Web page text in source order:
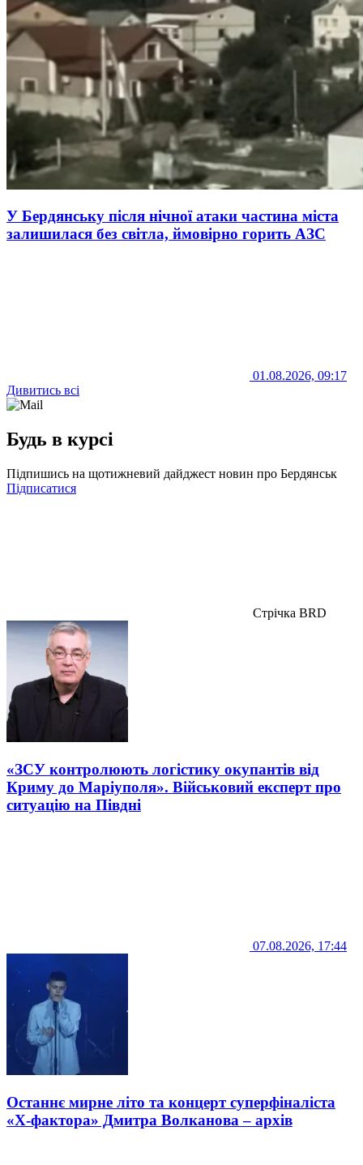
У Бердянську після нічної атаки частина міста
залишилася без світла, ймовірно горить АЗС
01.08.2026, 09:17
Дивитись всі
Будь в курсі
Підпишись на щотижневий дайджест новин про Бердянськ
Підписатися
Стрічка BRD
«ЗСУ контролюють логістику окупантів від
Криму до Маріуполя». Військовий експерт про
ситуацію на Півдні
07.08.2026, 17:44
Останнє мирне літо та концерт суперфіналіста
«Х-фактора» Дмитра Волканова – архів